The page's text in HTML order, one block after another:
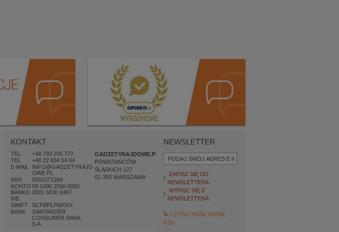
KONTAKT
TEL
+48 793 205 777
TEL
+48 22 834 54 04
E-MAIL
INFO@GADZETYRAJD
OWE.PL
KRS
0001071394
KONTO
BANKO
WE
59 1090 2590 0000
0001 5630 0467
SWIFT
SCFBPLPWXXX
BANK
SANTANDER
CONSUMER BANK
S.A.
GADZETYRAJDOWE.PL
POWSTAŃCÓW
ŚLĄSKICH 127
01-355 WARSZAWA
NEWSLETTER
ZAPISZ SIĘ DO
NEWSLETTERA
WYPISZ SIĘ Z
NEWSLETTERA
CZYTAJ NASZ KANAŁ
RSS